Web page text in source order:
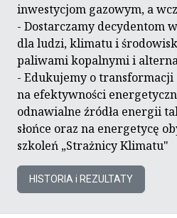
inwestycjom gazowym, a
- Dostarczamy decydentom
dla ludzi, klimatu i
paliwami kopalnymi i
- Edukujemy o
na efektywności
odnawialne źródła energii
słońce oraz na energetycę
szkoleń „Strażnicy Klimatu"
HISTORIA i REZULTATY